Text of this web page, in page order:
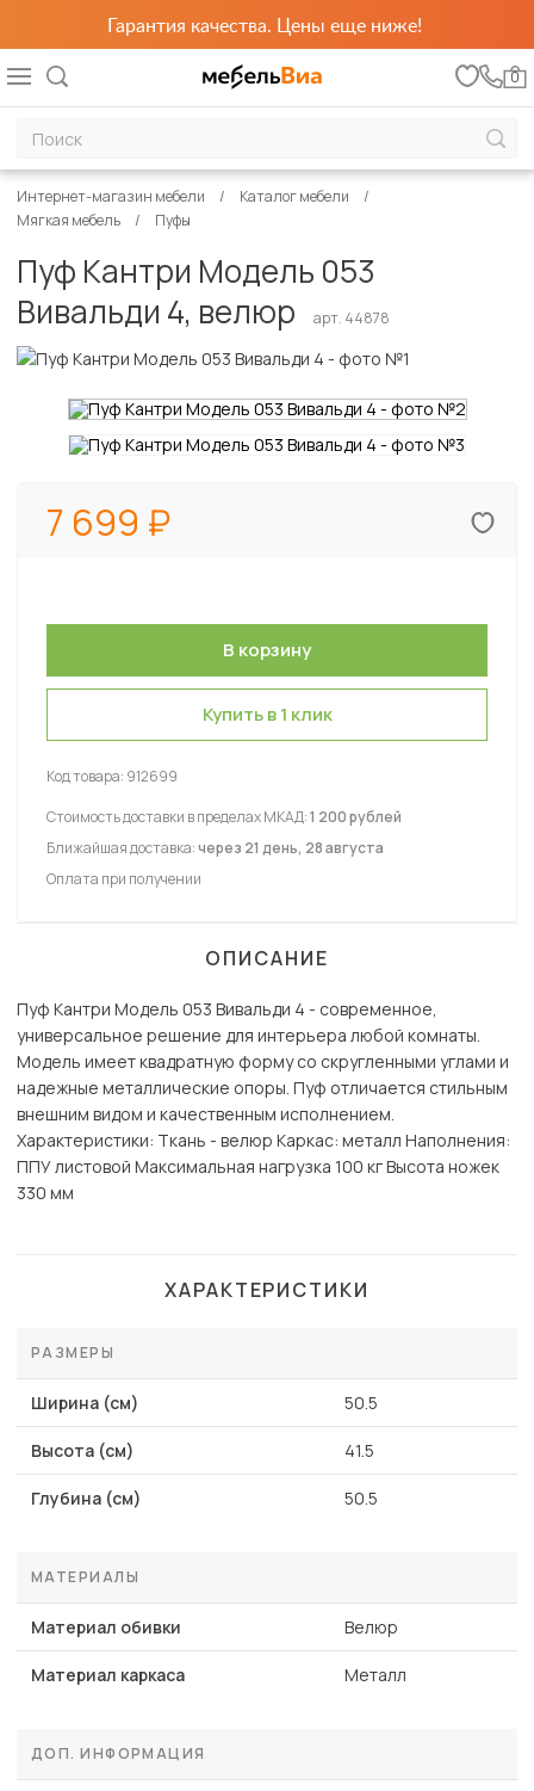
Гарантия качества. Цены еще ниже!
0
Интернет-магазин мебели
Каталог мебели
Мягкая мебель
Пуфы
Пуф Кантри Модель 053
Вивальди 4, велюр
арт. 44878
7 699
Купить в 1 клик
Код товара: 912699
Стоимость доставки в пределах МКАД:1 200 рублей
Ближайшая доставка:через 21 день, 28 августа
Оплата при получении
ОПИСАНИЕ
Пуф Кантри Модель 053 Вивальди 4 - современное,
универсальное решение для интерьера любой комнаты.
Модель имеет квадратную форму со скругленными углами и
надежные металлические опоры. Пуф отличается стильным
внешним видом и качественным исполнением.
Характеристики: Ткань - велюр Каркас: металл Наполнения:
ППУ листовой Максимальная нагрузка 100 кг Высота ножек
330 мм
ХАРАКТЕРИСТИКИ
РАЗМЕРЫ
Ширина (см) 50.5
Высота (см) 41.5
Глубина (см) 50.5
МАТЕРИАЛЫ
Материал обивки Велюр
Материал каркаса Металл
ДОП. ИНФОРМАЦИЯ